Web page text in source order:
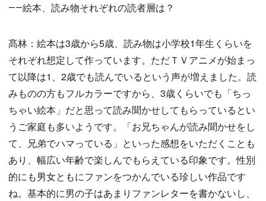
――絵本、読み物それぞれの読者層は？
髙林：絵本は3歳から5歳、読み物は小学校1年生くらいを
それぞれ想定して作っています。ただＴＶアニメが始まっ
て以降は1、2歳でも読んでいるという声が増えました。読
みものの方もフルカラーですから、3歳くらいでも「ちっ
ちゃい絵本」だと思って読み聞かせしてもらっているとい
うご家庭も多いようです。「お兄ちゃんが読み聞かせをし
て、兄弟でハマっている」といった感想をいただくことも
あり、幅広い年齢で楽しんでもらえている印象です。性別
的にも男女ともにファンをつかんでいる珍しい作品です
ね。基本的に男の子はあまりファンレターを書かないし、